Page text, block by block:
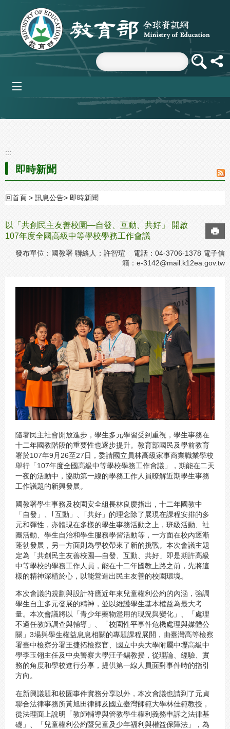
跳到主要內容區塊
:::
即時新聞
回首頁 訊息公告 即時新聞
以「共創民主友善校園—自發、互動、共好」 開啟
107年度全國高級中等學校學務工作會議
發布單位：國教署 聯絡人：許智瑄 電話：04-3706-1378 電子信
箱： e-3142@mail.k12ea.gov.tw
隨著民主社會開放進步，學生多元學習受到重視，學生事務在
十二年國教階段的重要性也逐步提升。教育部國民及學前教育
署於107年9月26至27日，委請國立員林高級家事商業職業學校
舉行「107年度全國高級中等學校學務工作會議」，期能在二天
一夜的活動中，協助第一線的學務工作人員瞭解近期學生事務
工作議題的新興發展。
國教署學生事務及校園安全組長林良慶指出，十二年國教中
「自發」、｢互動」、｢共好」的理念除了展現在課程安排的多
元和彈性，亦體現在多樣的學生事務活動之上，班級活動、社
團活動、學生自治和學生服務學習活動等，一方面在校內逐漸
蓬勃發展，另一方面則為學校帶來了新的挑戰。本次會議主題
定為「共創民主友善校園—自發、互動、共好」即是期許高級
中等學校的學務工作人員，能在十二年國教上路之前，先將這
樣的精神深植於心，以能營造出民主友善的校園環境。
本次會議的規劃與設計符應近年來兒童權利公約的內涵，強調
學生自主多元發展的精神，並以維護學生基本權益為最大考
量。本次會議將以「青少年藥物濫用的現況與變化」、「處理
不適任教師調查與輔導」、「校園性平事件危機處理與媒體公
關」3場與學生權益息息相關的專題課程展開，由臺灣高等檢察
署臺中檢察分署王捷拓檢察官、國立中央大學附屬中壢高級中
學李玉翎主任及中央警察大學汪子錫教授，從理論、經驗、實
務的角度和學校進行分享，提供第一線人員面對事件時的指引
方向。
在新興議題和校園事件實務分享以外，本次會議也請到了元貞
聯合法律事務所黃旭田律師及國立臺灣師範大學林佳範教授，
從法理面上說明「教師輔導與管教學生權利義務申訴之法律基
礎」、「兒童權利公約暨兒童及少年福利與權益保障法」，為